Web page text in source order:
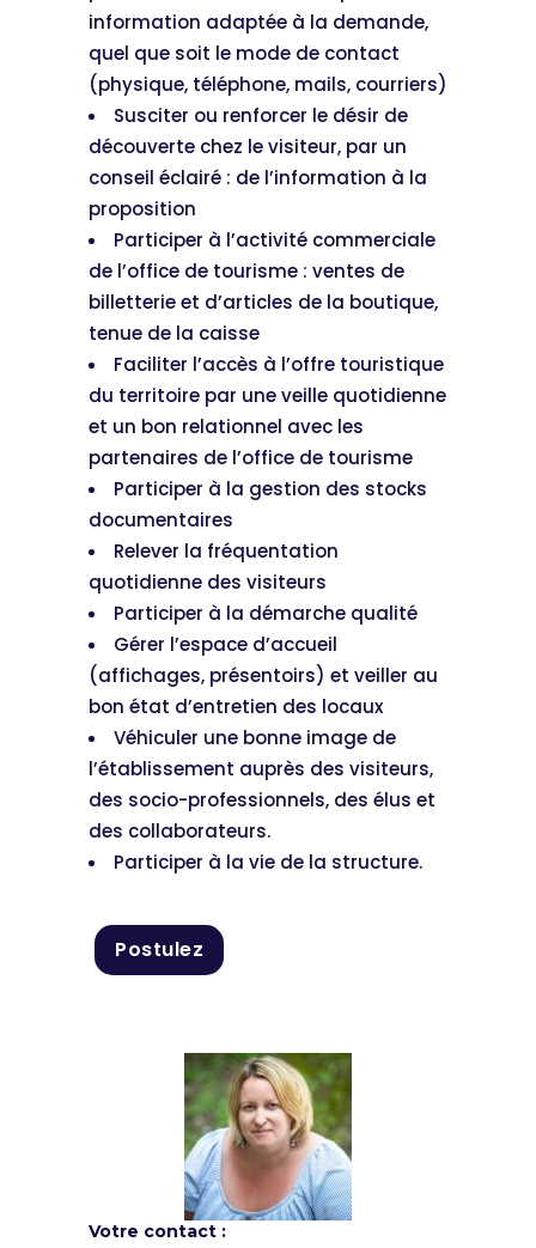
information adaptée à la demande,
quel que soit le mode de contact
(physique, téléphone, mails, courriers)
Susciter ou renforcer le désir de
découverte chez le visiteur, par un
conseil éclairé : de l’information à la
proposition
Participer à l’activité commerciale
de l’office de tourisme : ventes de
billetterie et d’articles de la boutique,
tenue de la caisse
Faciliter l’accès à l’offre touristique
du territoire par une veille quotidienne
et un bon relationnel avec les
partenaires de l’office de tourisme
Participer à la gestion des stocks
documentaires
Relever la fréquentation
quotidienne des visiteurs
Participer à la démarche qualité
Gérer l’espace d’accueil
(affichages, présentoirs) et veiller au
bon état d’entretien des locaux
Véhiculer une bonne image de
l’établissement auprès des visiteurs,
des socio-professionnels, des élus et
des collaborateurs.
Participer à la vie de la structure.
Postulez
Votre contact :